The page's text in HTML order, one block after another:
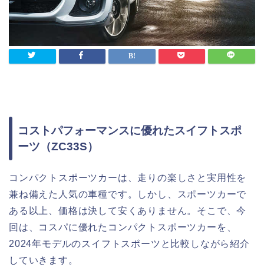
コストパフォーマンスに優れたスイフトスポ
ーツ（ZC33S）
コンパクトスポーツカーは、走りの楽しさと実用性を
兼ね備えた人気の車種です。しかし、スポーツカーで
ある以上、価格は決して安くありません。そこで、今
回は、コスパに優れたコンパクトスポーツカーを、
2024年モデルのスイフトスポーツと比較しながら紹介
していきます。